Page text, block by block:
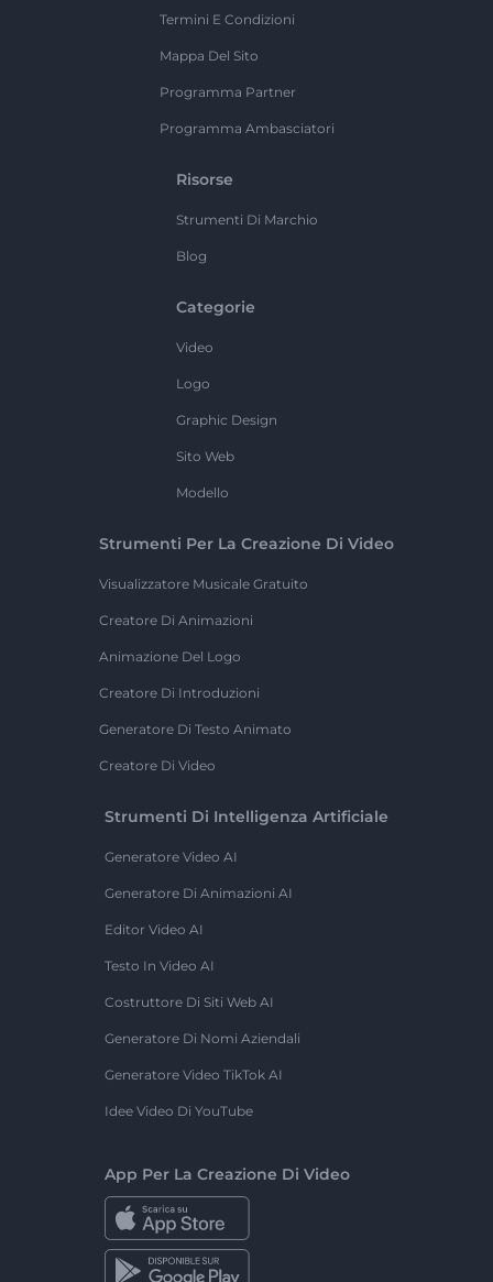
Termini E Condizioni
Mappa Del Sito
Programma Partner
Programma Ambasciatori
Risorse
Strumenti Di Marchio
Blog
Categorie
Video
Logo
Graphic Design
Sito Web
Modello
Strumenti Per La Creazione Di Video
Visualizzatore Musicale Gratuito
Creatore Di Animazioni
Animazione Del Logo
Creatore Di Introduzioni
Generatore Di Testo Animato
Creatore Di Video
Strumenti Di Intelligenza Artificiale
Generatore Video AI
Generatore Di Animazioni AI
Editor Video AI
Testo In Video AI
Costruttore Di Siti Web AI
Generatore Di Nomi Aziendali
Generatore Video TikTok AI
Idee Video Di YouTube
App Per La Creazione Di Video